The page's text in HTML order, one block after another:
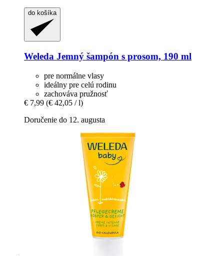
do košíka
Weleda Jemný šampón s prosom, 190 ml
pre normálne vlasy
ideálny pre celú rodinu
zachováva pružnosť
€ 7,99 (€ 42,05 / l)
Doručenie do 12. augusta